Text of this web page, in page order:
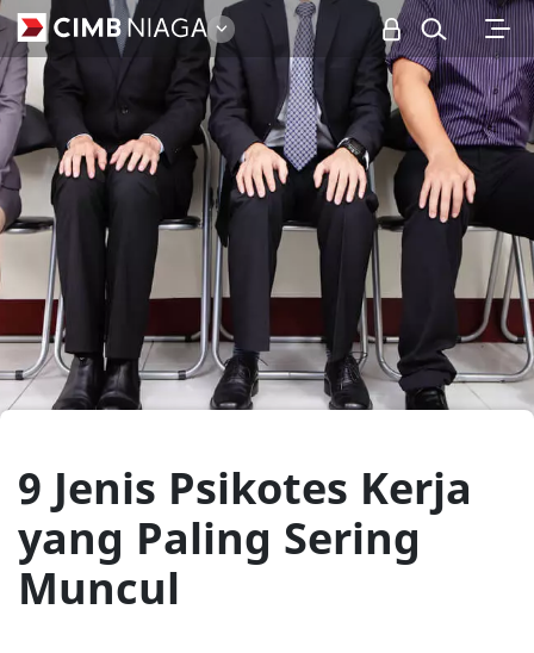
Personal
9 Jenis Psikotes Kerja
yang Paling Sering
Muncul